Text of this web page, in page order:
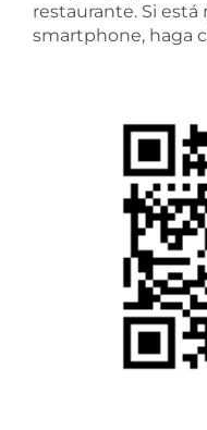
restaurante. Si
smartphone, haga